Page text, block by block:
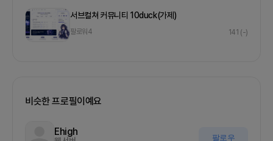
서브컬쳐 커뮤니티 10duck(가제)
팔로워 4 141 (-)
비슷한 프로필이예요
Ehigh
팔로우